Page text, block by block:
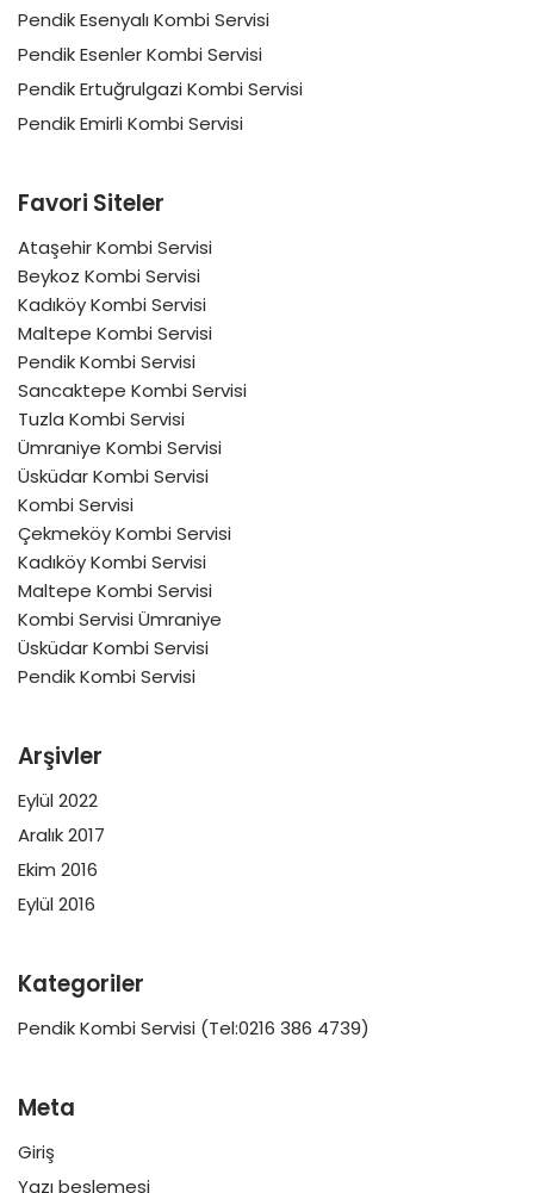
Pendik Esenyalı Kombi Servisi
Pendik Esenler Kombi Servisi
Pendik Ertuğrulgazi Kombi Servisi
Pendik Emirli Kombi Servisi
Favori Siteler
Ataşehir Kombi Servisi
Beykoz Kombi Servisi
Kadıköy Kombi Servisi
Maltepe Kombi Servisi
Pendik Kombi Servisi
Sancaktepe Kombi Servisi
Tuzla Kombi Servisi
Ümraniye Kombi Servisi
Üsküdar Kombi Servisi
Kombi Servisi
Çekmeköy Kombi Servisi
Kadıköy Kombi Servisi
Maltepe Kombi Servisi
Kombi Servisi Ümraniye
Üsküdar Kombi Servisi
Pendik Kombi Servisi
Arşivler
Eylül 2022
Aralık 2017
Ekim 2016
Eylül 2016
Kategoriler
Pendik Kombi Servisi (Tel:0216 386 4739)
Meta
Giriş
Yazı beslemesi